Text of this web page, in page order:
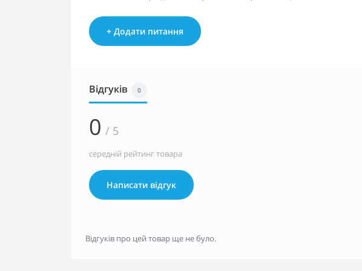
+ Додати питання
Відгуків 0
0 / 5
середній рейтинг товара
Написати відгук
Відгуків про цей товар ще не було.